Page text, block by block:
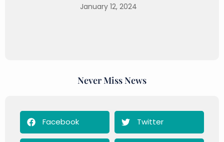
January 12, 2024
Never Miss News
Facebook Twitter